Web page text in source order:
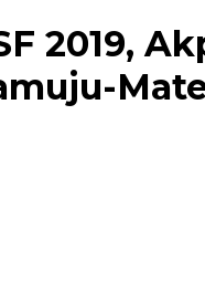
2019,